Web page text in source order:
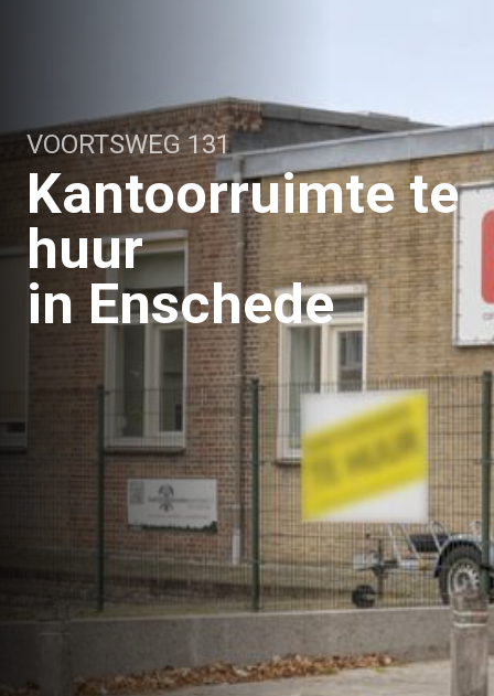
VOORTSWEG 131
Kantoorruimte te
huur
in Enschede